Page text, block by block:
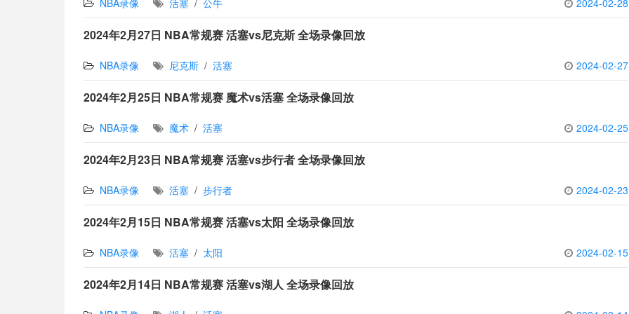
NBA录像 活塞 / 公牛 2024-02-28
2024年2月27日 NBA常规赛 活塞vs尼克斯 全场录像回放
NBA录像 尼克斯 / 活塞 2024-02-27
2024年2月25日 NBA常规赛 魔术vs活塞 全场录像回放
NBA录像 魔术 / 活塞 2024-02-25
2024年2月23日 NBA常规赛 活塞vs步行者 全场录像回放
NBA录像 活塞 / 步行者 2024-02-23
2024年2月15日 NBA常规赛 活塞vs太阳 全场录像回放
NBA录像 活塞 / 太阳 2024-02-15
2024年2月14日 NBA常规赛 活塞vs湖人 全场录像回放